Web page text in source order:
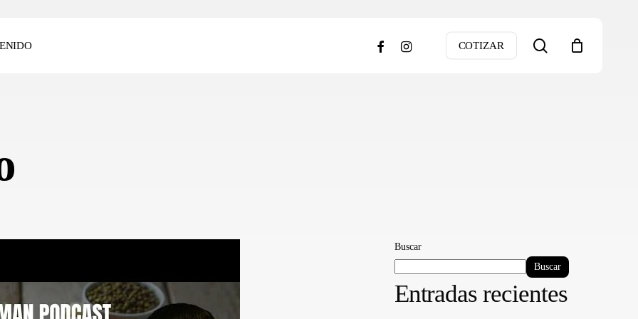
COTIZAR search
facebookinstagram
Buscar
Buscar
Entradas recientes